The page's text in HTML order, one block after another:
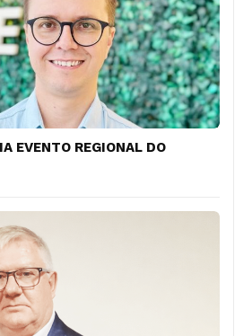
EVENTO REGIONAL DO